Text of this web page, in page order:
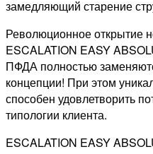
замедляющий старение
Революционное открытие
ESCALATION EASY
ПФДА полностью
концепции! При этом
способен удовлетворить
типологии клиента.
ESCALATION EASY